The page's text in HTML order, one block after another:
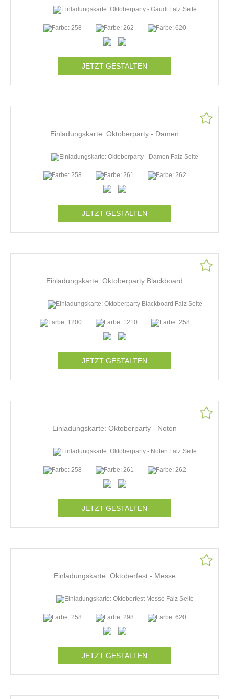
JETZT GESTALTEN
Einladungskarte: Oktoberparty - Damen
JETZT GESTALTEN
Einladungskarte: Oktoberparty Blackboard
JETZT GESTALTEN
Einladungskarte: Oktoberparty - Noten
JETZT GESTALTEN
Einladungskarte: Oktoberfest - Messe
JETZT GESTALTEN